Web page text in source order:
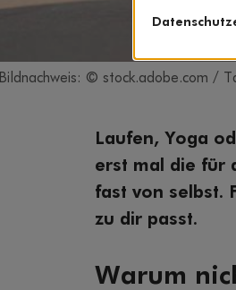
Bildnachweis: © stock.adobe.com /
Laufen, Yoga
erst mal die für
fast von selbst.
zu dir passt.
Warum